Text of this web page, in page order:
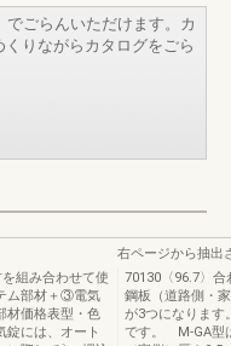
ごらんいただけます。カ
りながらカタログをごら
組み合わせて使
ム部材＋③電気
材価格表型・色
錠には、オート
右ページから抽出
70130〈96.7〉
鋼板（道路側・
が3つになります
です。 M-GA型